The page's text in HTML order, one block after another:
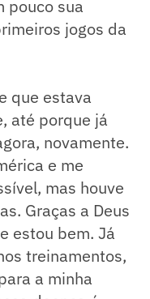
pouco sua
jogos da
que estava
até porque já
novamente.
e me
mas houve
Graças a Deus
estou bem. Já
treinamentos,
a minha